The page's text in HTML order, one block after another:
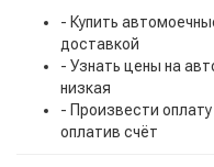
- Купить
доставкой
- Узнать цены на
низкая
- Произвести
оплатив счёт